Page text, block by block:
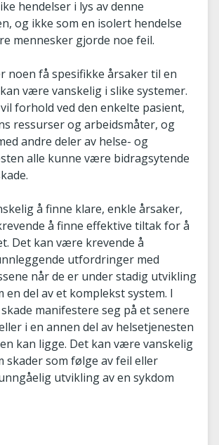
hendelser i lys av denne
og ikke som en isolert hendelse
mennesker gjorde noe feil.
noen få spesifikke årsaker til en
være vanskelig i slike systemer.
forhold ved den enkelte pasient,
ressurser og arbeidsmåter, og
andre deler av helse- og
alle kunne være bidragsytende
å finne klare, enkle årsaker,
å finne effektive tiltak for å
Det kan være krevende å
utfordringer med
når de er under stadig utvikling
en del av et komplekst system. I
manifestere seg på et senere
i en annen del av helsetjenesten
kan ligge. Det kan være vanskelig
skader som følge av feil eller
utvikling av en sykdom